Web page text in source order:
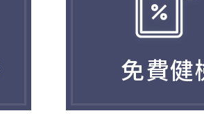
免費健